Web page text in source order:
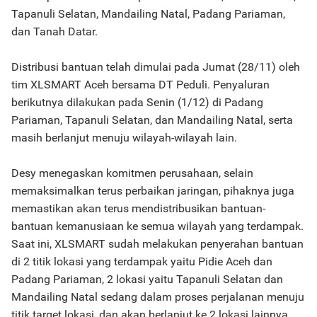
Tapanuli Selatan, Mandailing Natal, Padang Pariaman,
dan Tanah Datar.
Distribusi bantuan telah dimulai pada Jumat (28/11) oleh
tim XLSMART Aceh bersama DT Peduli. Penyaluran
berikutnya dilakukan pada Senin (1/12) di Padang
Pariaman, Tapanuli Selatan, dan Mandailing Natal, serta
masih berlanjut menuju wilayah-wilayah lain.
Desy menegaskan komitmen perusahaan, selain
memaksimalkan terus perbaikan jaringan, pihaknya juga
memastikan akan terus mendistribusikan bantuan-
bantuan kemanusiaan ke semua wilayah yang terdampak.
Saat ini, XLSMART sudah melakukan penyerahan bantuan
di 2 titik lokasi yang terdampak yaitu Pidie Aceh dan
Padang Pariaman, 2 lokasi yaitu Tapanuli Selatan dan
Mandailing Natal sedang dalam proses perjalanan menuju